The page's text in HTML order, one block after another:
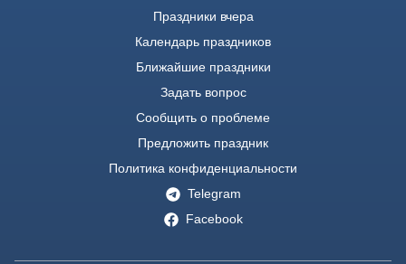
Праздники вчера
Календарь праздников
Ближайшие праздники
Задать вопрос
Сообщить о проблеме
Предложить праздник
Политика конфиденциальности
Telegram
Facebook